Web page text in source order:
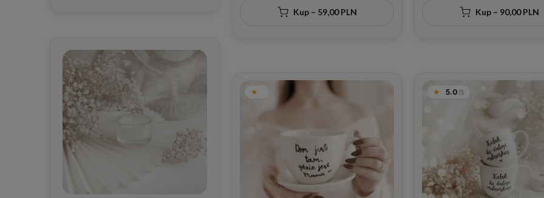
Kup – 59,00 PLN
gdzie jest Mama dla
rocznicę ślubuKup – 90,00 PLN
5.0